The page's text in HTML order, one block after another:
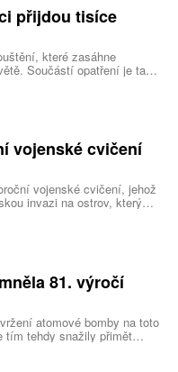
přijdou tisíce
které zasáhne
Součástí opatření je také
Foster City, kde firma
Vyplývá to z dokumentů
vojenské cvičení
vojenské cvičení, jehož
invazi na ostrov, který
manévry se
ostrově, informovala
81. výročí
atomové bomby na toto
tím tehdy snažily přimět
války. Starosta města
světové velmoci za vedení